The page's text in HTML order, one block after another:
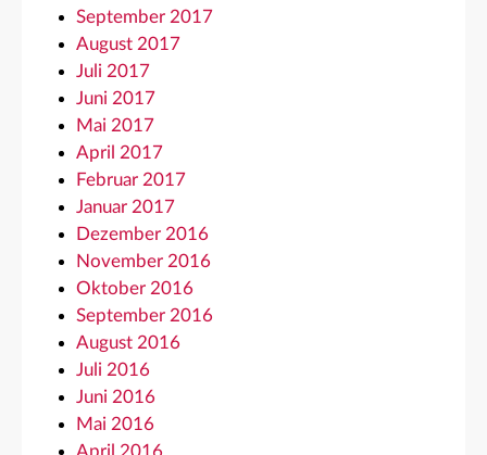
September 2017
August 2017
Juli 2017
Juni 2017
Mai 2017
April 2017
Februar 2017
Januar 2017
Dezember 2016
November 2016
Oktober 2016
September 2016
August 2016
Juli 2016
Juni 2016
Mai 2016
April 2016